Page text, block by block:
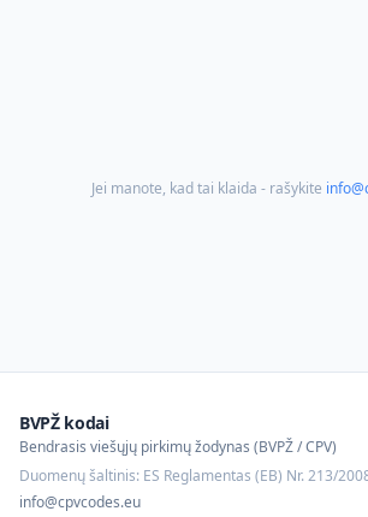
Jei manote, kad tai klaida - rašykite
BVPŽ kodai
Bendrasis viešųjų pirkimų žodynas (BVPŽ / CPV)
Duomenų šaltinis: ES Reglamentas (EB) Nr. 213/
info@cpvcodes.eu